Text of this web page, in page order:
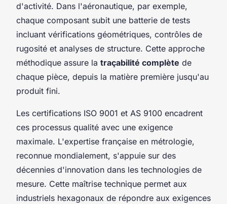
d'activité. Dans l'aéronautique, par exemple,
chaque composant subit une batterie de tests
incluant vérifications géométriques, contrôles de
rugosité et analyses de structure. Cette approche
méthodique assure la traçabilité complète de
chaque pièce, depuis la matière première jusqu'au
produit fini.
Les certifications ISO 9001 et AS 9100 encadrent
ces processus qualité avec une exigence
maximale. L'expertise française en métrologie,
reconnue mondialement, s'appuie sur des
décennies d'innovation dans les technologies de
mesure. Cette maîtrise technique permet aux
industriels hexagonaux de répondre aux exigences